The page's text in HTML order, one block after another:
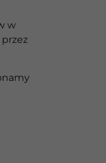
w